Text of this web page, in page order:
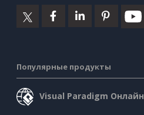
Популярные продукты
Visual Paradigm Онлайн